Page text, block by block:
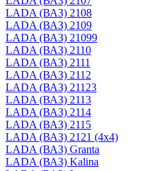
LADA (ВАЗ) 2108
LADA (ВАЗ) 2109
LADA (ВАЗ) 21099
LADA (ВАЗ) 2110
LADA (ВАЗ) 2111
LADA (ВАЗ) 2112
LADA (ВАЗ) 21123
LADA (ВАЗ) 2113
LADA (ВАЗ) 2114
LADA (ВАЗ) 2115
LADA (ВАЗ) 2121 (4x4)
LADA (ВАЗ) Granta
LADA (ВАЗ) Kalina